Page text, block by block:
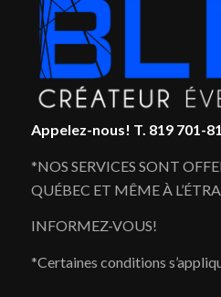
Appelez-nous! T. 819 701-
*NOS SERVICES SONT
QUÉBEC ET MÊME À
INFORMEZ-VOUS!
*Certaines conditions